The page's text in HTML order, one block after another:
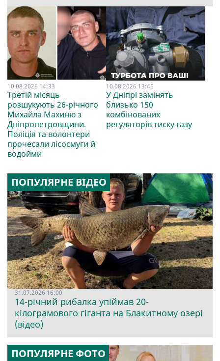
10.08.2026 14:33
Третій місяць
розшукують 26-річного
Михайла Махиню з
Дніпропетровщини.
Поліція та волонтери
прочесали лісосмуги й
водойми
10.08.2026 13:46
У Дніпрі замінять
близько 150
комбінованих
регуляторів тиску газу
ПОПУЛЯРНЕ ВІДЕО
31.07.2026 16:00
14-річний рибалка упіймав 20-
кілограмового гіганта на Блакитному озері
(відео)
ПОПУЛЯРНЕ ФОТО